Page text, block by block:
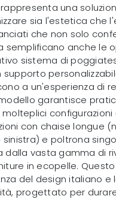
rappresenta una
sia l'estetica che
che non solo
semplificano anche le
sistema di
supporto
a un'esperienza di
garantisce
configurazioni
con chaise longue
e poltrona
vasta gamma di
in ecopelle.
del design italiano e
progettato per